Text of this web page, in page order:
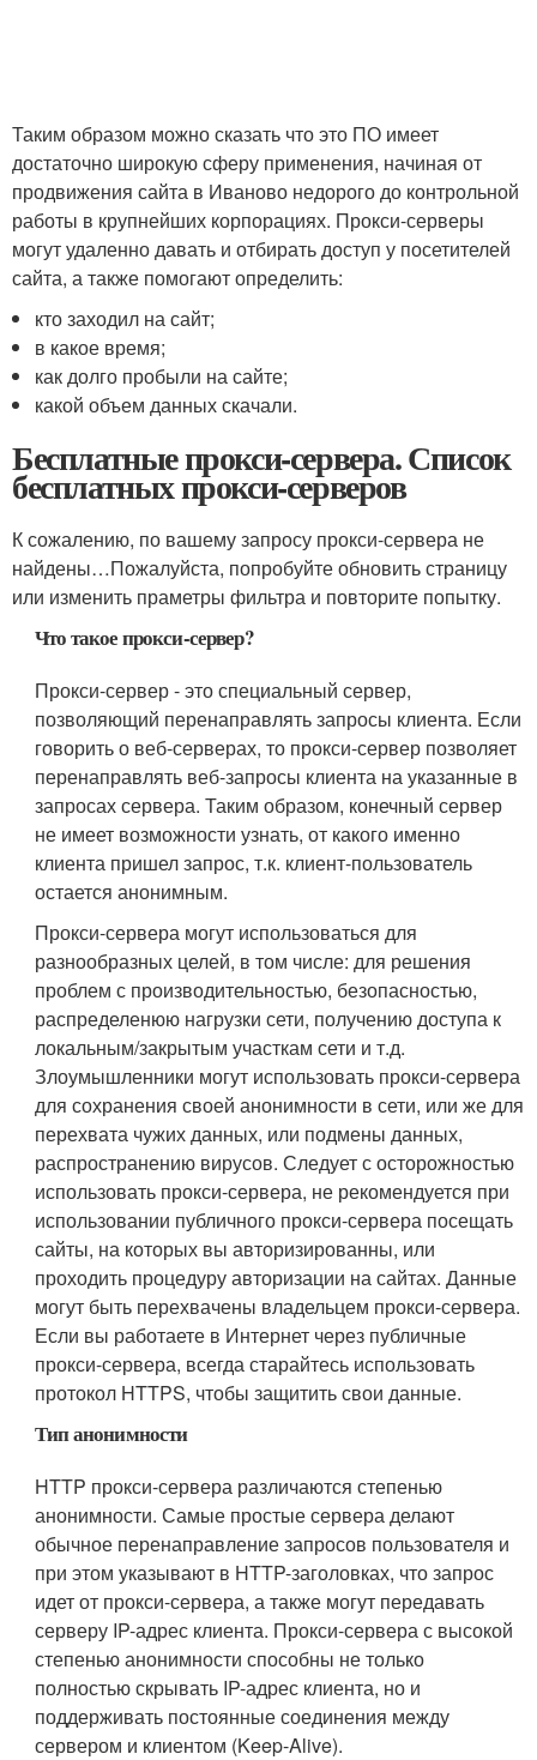
Таким образом можно сказать что это ПО имеет
достаточно широкую сферу применения, начиная от
продвижения сайта в Иваново недорого до контрольной
работы в крупнейших корпорациях. Прокси-серверы
могут удаленно давать и отбирать доступ у посетителей
сайта, а также помогают определить:
кто заходил на сайт;
в какое время;
как долго пробыли на сайте;
какой объем данных скачали.
Бесплатные прокси-сервера. Список
бесплатных прокси-серверов
К сожалению, по вашему запросу прокси-сервера не
найдены…Пожалуйста, попробуйте обновить страницу
или изменить праметры фильтра и повторите попытку.
Что такое прокси-сервер?
Прокси-сервер - это специальный сервер,
позволяющий перенаправлять запросы клиента. Если
говорить о веб-серверах, то прокси-сервер позволяет
перенаправлять веб-запросы клиента на указанные в
запросах сервера. Таким образом, конечный сервер
не имеет возможности узнать, от какого именно
клиента пришел запрос, т.к. клиент-пользователь
остается анонимным.
Прокси-сервера могут использоваться для
разнообразных целей, в том числе: для решения
проблем с производительностью, безопасностью,
распределенюю нагрузки сети, получению доступа к
локальным/закрытым участкам сети и т.д.
Злоумышленники могут использовать прокси-сервера
для сохранения своей анонимности в сети, или же для
перехвата чужих данных, или подмены данных,
распространению вирусов. Следует с осторожностью
использовать прокси-сервера, не рекомендуется при
использовании публичного прокси-сервера посещать
сайты, на которых вы авторизированны, или
проходить процедуру авторизации на сайтах. Данные
могут быть перехвачены владельцем прокси-сервера.
Если вы работаете в Интернет через публичные
прокси-сервера, всегда старайтесь использовать
протокол HTTPS, чтобы защитить свои данные.
Тип анонимности
HTTP прокси-сервера различаются степенью
анонимности. Самые простые сервера делают
обычное перенаправление запросов пользователя и
при этом указывают в HTTP-заголовках, что запрос
идет от прокси-сервера, а также могут передавать
серверу IP-адрес клиента. Прокси-сервера с высокой
степенью анонимности способны не только
полностью скрывать IP-адрес клиента, но и
поддерживать постоянные соединения между
сервером и клиентом (Keep-Alive).